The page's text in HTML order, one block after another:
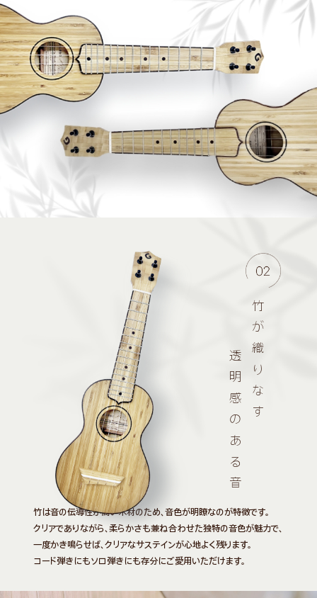
竹は音の伝導性が高い木材のため、音色が明瞭なのが特徴です。
クリアでありながら、柔らかさも兼ね合わせた独特の音色が魅力で、
一度かき鳴らせば、クリアなサステインが心地よく残ります。
コード弾きにもソロ弾きにも存分にご愛用いただけます。
透明感のある音竹が織りなす